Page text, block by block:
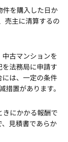
件を購入した日か
売主に清算するの
古マンションを
法務局に申請す
は、一定の条件
置があります。
にかかる報酬で
見積書であらか